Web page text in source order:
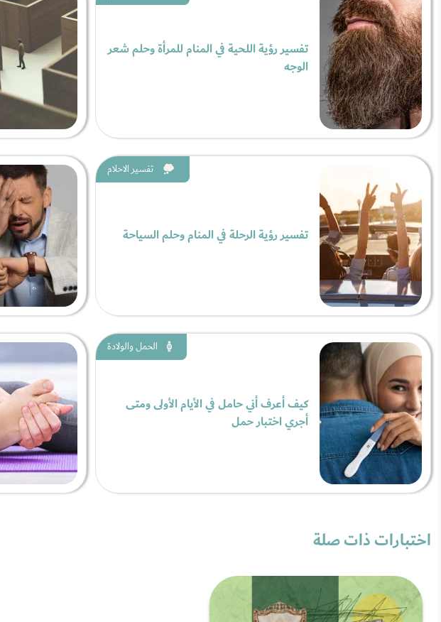
تفسير رؤية اللحية في المنام للمرأة وحلم شعر
الوجه
تفسير الاحلام
تفسير رؤية الرحلة في المنام وحلم السياحة
الحمل والولادة
كيف أعرف أني حامل في الأيام الأولى ومتى
أجري اختبار حمل
اختبارات ذات صلة